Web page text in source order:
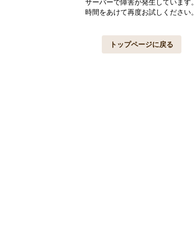
時間をあけて再度お試しください。
トップページに戻る